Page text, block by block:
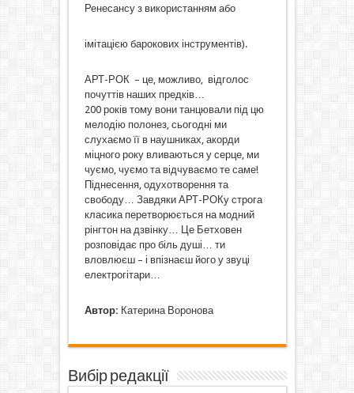
Ренесансу з використанням або
імітацією барокових інструментів).
АРТ-РОК – це, можливо, відголос
почуттів наших предків…
200 років тому вони танцювали під цю
мелодію полонез, сьогодні ми
слухаємо її в наушниках, акорди
міцного року вливаються у серце, ми
чуємо, чуємо та відчуваємо те саме!
Піднесення, одухотворення та
свободу… Завдяки АРТ-РОКу строга
класика перетворюється на модний
рінгтон на дзвінку… Це Бетховен
розповідає про біль душі… ти
вловлюєш – і впізнаєш його у звуці
електрогітари…
Автор: Катерина Воронова
Вибір редакції